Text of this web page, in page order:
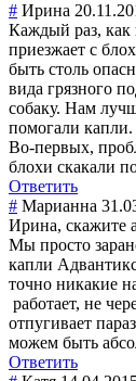
# Ирина
Каждый раз, как
приезжает с
быть столь
вида грязного
собаку. Нам
помогали
Во-первых,
блохи скакали
Ответить
# Марианна
Ирина, скажите
Мы просто
капли
точно никакие
работает, не
отпугивает
можем быть
Ответить